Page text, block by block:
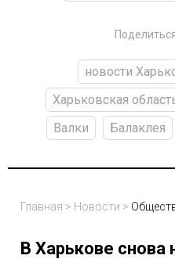
новости
Харьковская
Валки
Балаклея
Главная > Новости >
В Харькове снова